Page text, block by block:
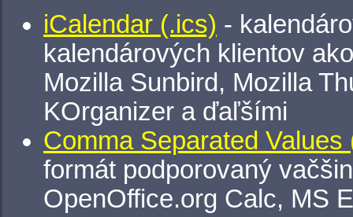
iCalendar (.ics) -
kalendárových klientov
Mozilla Sunbird, Mozilla
KOrganizer a ďaľšími
Comma Separated Values
formát podporovaný
OpenOffice.org Calc, MS